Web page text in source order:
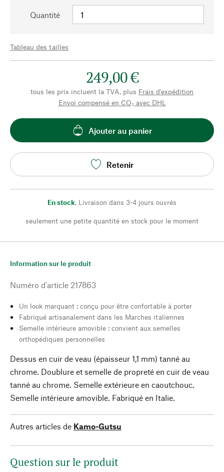
Quantité
Tableau des tailles
249,00 €
tous les prix incluent la TVA, plus Frais d'expédition
Envoi compensé en CO₂ avec DHL
Ajouter au panier
Retenir
En stock, Livraison dans 3-4 jours ouvrés
seulement une petite quantité en stock pour le moment
Information sur le produit
Numéro d'article 217863
Un look marquant : conçu pour être confortable à porter
Fabriqué artisanalement dans les Marches italiennes
Semelle intérieure amovible : convient aux semelles
orthopédiques personnelles
Dessus en cuir de veau (épaisseur 1,1 mm) tanné au
chrome. Doublure et semelle de propreté en cuir de veau
tanné au chrome. Semelle extérieure en caoutchouc.
Semelle intérieure amovible. Fabriqué en Italie.
Autres articles de Kamo-Gutsu
Question sur le produit